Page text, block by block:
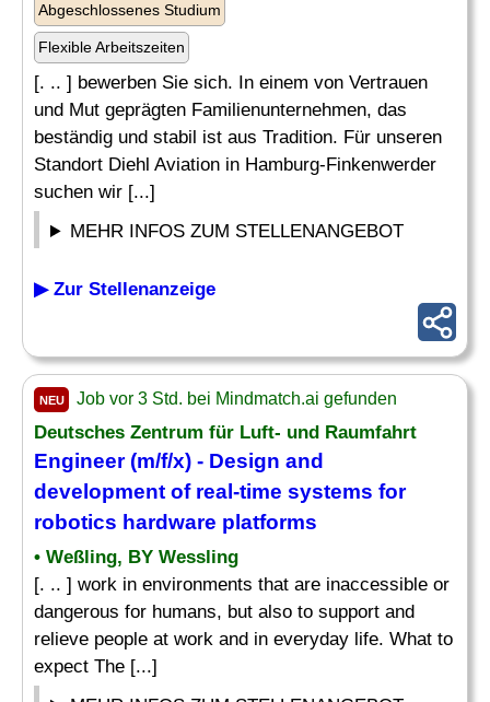
Abgeschlossenes Studium
Flexible Arbeitszeiten
[. .. ] bewerben Sie sich. In einem von Vertrauen
und Mut geprägten Familienunternehmen, das
beständig und stabil ist aus Tradition. Für unseren
Standort Diehl Aviation in Hamburg-Finkenwerder
suchen wir [...]
MEHR INFOS ZUM STELLENANGEBOT
▶ Zur Stellenanzeige
NEU Job vor 3 Std. bei Mindmatch.ai gefunden
Deutsches Zentrum für Luft- und Raumfahrt
Engineer(m/f/x) - Design and
development of real-time systems for
robotics hardware platforms
• Weßling, BY Wessling
[. .. ] work in environments that are inaccessible or
dangerous for humans, but also to support and
relieve people at work and in everyday life. What to
expect The [...]